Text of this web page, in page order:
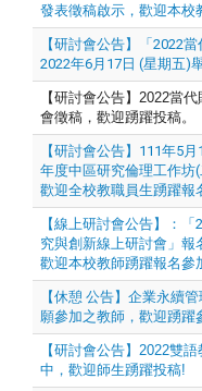
發表徵稿啟示，歡迎本校
【研討會公告】「2022
2022年6月17日 (星期五)
【研討會公告】2022當代
會徵稿，歡迎踴躍投稿。
【研討會公告】111年5
年度中區研究倫理工作坊
歡迎全校教職員生踴躍報
【線上研討會公告】：
究與創新線上研討會」報
歡迎本校教師踴躍報名參
【休憩 公告】企業永續
願參加之教師，歡迎踴躍
【研討會公告】2022雙
中，歡迎師生踴躍投稿!